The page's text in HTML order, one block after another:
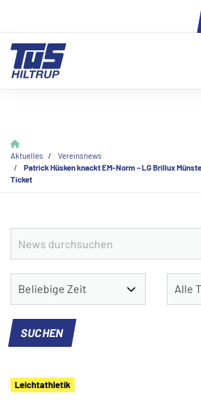
Aktuelles
Vereinsnews
Patrick Hüsken knackt EM-Norm – LG Brillux
Ticket
Leichtathletik